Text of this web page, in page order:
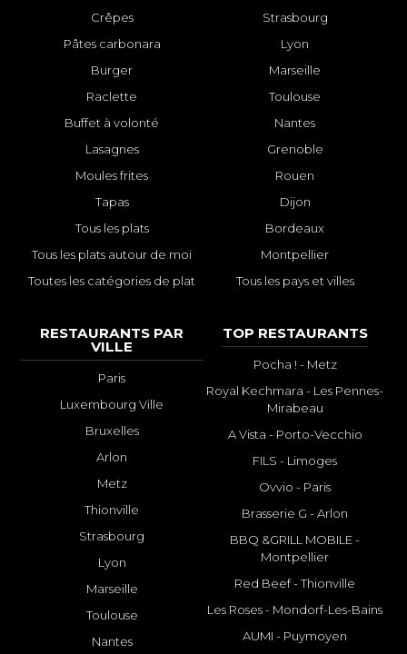
Crêpes
Pâtes carbonara
Burger
Raclette
Buffet à volonté
Lasagnes
Moules frites
Tapas
Tous les plats
Tous les plats autour de moi
Toutes les catégories de plat
Strasbourg
Lyon
Marseille
Toulouse
Nantes
Grenoble
Rouen
Dijon
Bordeaux
Montpellier
Tous les pays et villes
RESTAURANTS PAR
VILLE
Paris
Luxembourg Ville
Bruxelles
Arlon
Metz
Thionville
Strasbourg
Lyon
Marseille
Toulouse
Nantes
TOP RESTAURANTS
Pocha ! - Metz
Royal Kechmara - Les Pennes-
Mirabeau
A Vista - Porto-Vecchio
FILS - Limoges
Ovvio - Paris
Brasserie G - Arlon
BBQ &GRILL MOBILE -
Montpellier
Red Beef - Thionville
Les Roses - Mondorf-Les-Bains
AUMI - Puymoyen